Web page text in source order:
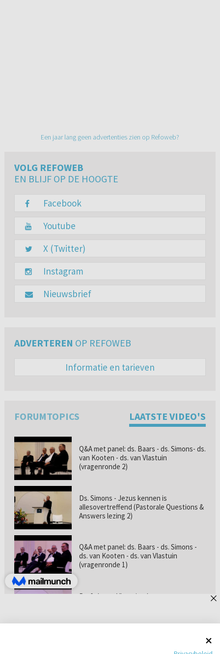
Een jaar lang geen advertenties zien op Refoweb?
VOLG REFOWEB
EN BLIJF OP DE HOOGTE
Facebook
Youtube
X (Twitter)
Instagram
Nieuwsbrief
ADVERTEREN OP REFOWEB
Informatie en tarieven
FORUMTOPICS LAATSTE VIDEO'S
Q&A met panel: ds. Baars - ds. Simons- ds.
van Kooten - ds. van Vlastuin
(vragenronde 2)
Ds. Simons - Jezus kennen is
allesovertreffend (Pastorale Questions &
Answers lezing 2)
Q&A met panel: ds. Baars - ds. Simons -
ds. van Kooten - ds. van Vlastuin
(vragenronde 1)
Prof. dr. van Vlastuin - Is